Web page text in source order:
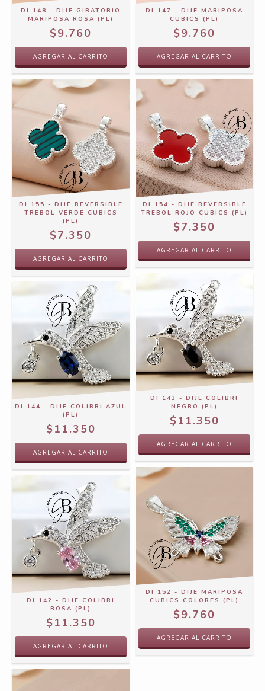
DI 148 - DIJE GIRATORIO
MARIPOSA ROSA (PL)
$9.760
DI 147 - DIJE MARIPOSA
CUBICS (PL)
$9.760
DI 155 - DIJE REVERSIBLE
TREBOL VERDE CUBICS
(PL)
$7.350
DI 154 - DIJE REVERSIBLE
TREBOL ROJO CUBICS (PL)
$7.350
DI 144 - DIJE COLIBRI AZUL
(PL)
$11.350
DI 143 - DIJE COLIBRI
NEGRO (PL)
$11.350
DI 142 - DIJE COLIBRI
ROSA (PL)
$11.350
DI 152 - DIJE MARIPOSA
CUBICS COLORES (PL)
$9.760